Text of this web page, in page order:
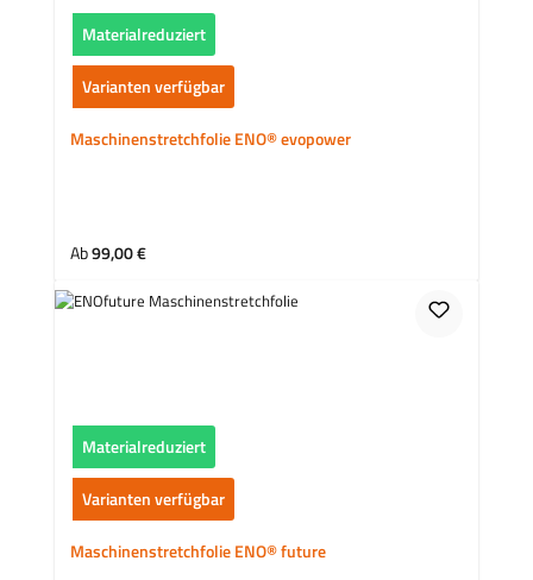
Materialreduziert
Varianten verfügbar
Maschinenstretchfolie ENO® evopower
Regulärer Preis:
Ab99,00 €
Materialreduziert
Varianten verfügbar
Maschinenstretchfolie ENO® future